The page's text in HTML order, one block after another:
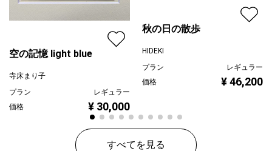
空の記憶 light blue
寺床まり子
プラン
レギュラー
価格
¥ 30,000
秋の日の散歩
HIDEKI
プラン
レギュラー
価格
¥ 46,200
すべてを見る